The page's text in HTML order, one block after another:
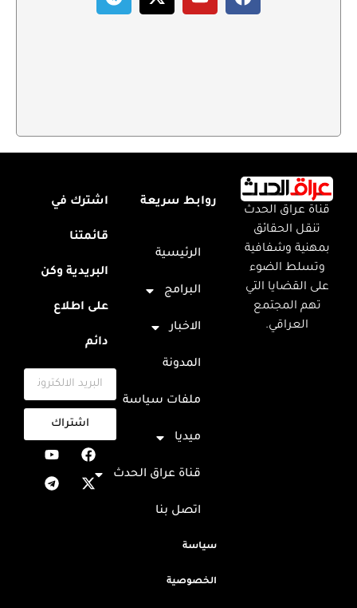
قناة عراق الحدث
تنقل الحقائق
بمهنية وشفافية
وتسلط الضوء
على القضايا التي
تهم المجتمع
العراقي.
روابط سريعة
الرئيسية
البرامج
الاخبار
المدونة
ملفات سياسة
ميديا
قناة عراق الحدث
اتصل بنا
سياسة
الخصوصية
اشترك في
قائمتنا
البريدية وكن
على اطلاع
دائم
اشتراك